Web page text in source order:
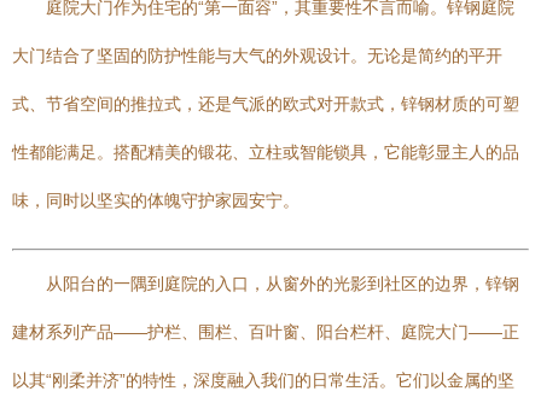
庭院大门作为住宅的“第一面容”，其重要性不言而喻。锌钢庭院
大门结合了坚固的防护性能与大气的外观设计。无论是简约的平开
式、节省空间的推拉式，还是气派的欧式对开款式，锌钢材质的可塑
性都能满足。搭配精美的锻花、立柱或智能锁具，它能彰显主人的品
味，同时以坚实的体魄守护家园安宁。
从阳台的一隅到庭院的入口，从窗外的光影到社区的边界，锌钢
建材系列产品——护栏、围栏、百叶窗、阳台栏杆、庭院大门——正
以其“刚柔并济”的特性，深度融入我们的日常生活。它们以金属的坚